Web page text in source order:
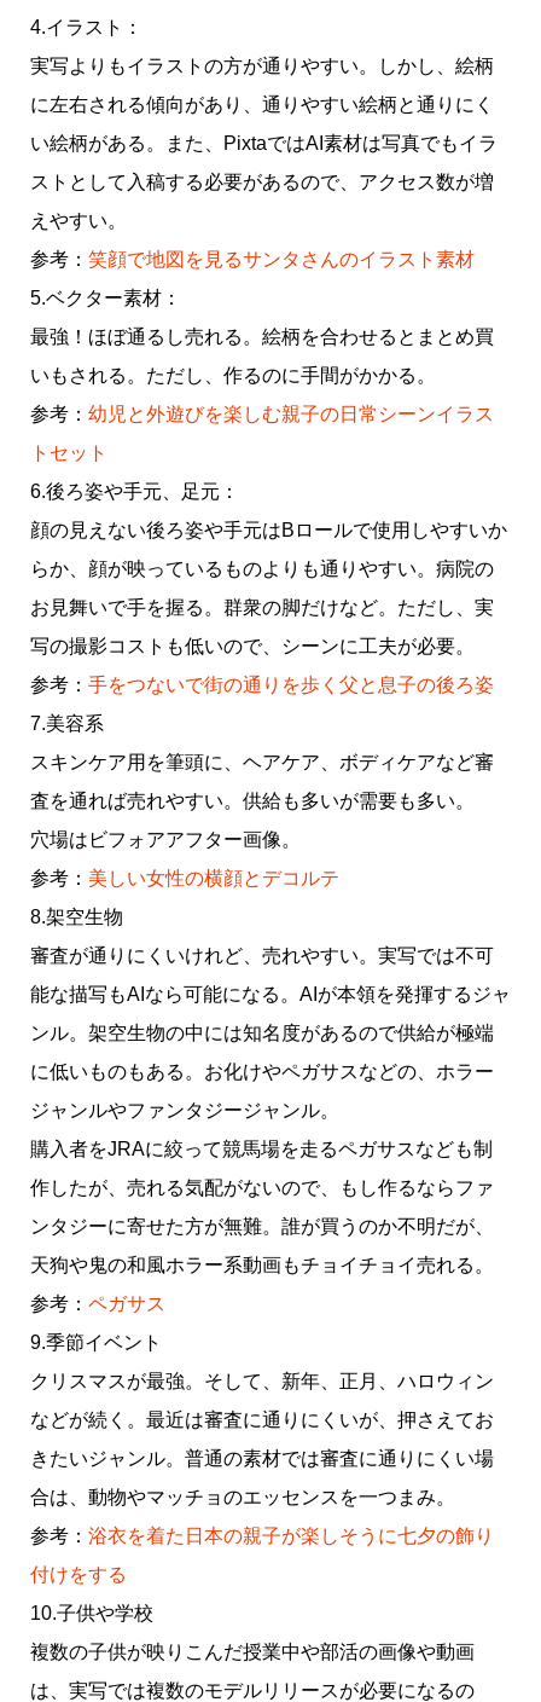
4.イラスト：
実写よりもイラストの方が通りやすい。しかし、絵柄
に左右される傾向があり、通りやすい絵柄と通りにく
い絵柄がある。また、PixtaではAI素材は写真でもイラ
ストとして入稿する必要があるので、アクセス数が増
えやすい。
参考： 笑顔で地図を見るサンタさんのイラスト素材
5.ベクター素材：
最強！ほぼ通るし売れる。絵柄を合わせるとまとめ買
いもされる。ただし、作るのに手間がかかる。
参考： 幼児と外遊びを楽しむ親子の日常シーンイラス
トセット
6.後ろ姿や手元、足元：
顔の見えない後ろ姿や手元はBロールで使用しやすいか
らか、顔が映っているものよりも通りやすい。病院の
お見舞いで手を握る。群衆の脚だけなど。ただし、実
写の撮影コストも低いので、シーンに工夫が必要。
参考： 手をつないで街の通りを歩く父と息子の後ろ姿
7.美容系
スキンケア用を筆頭に、ヘアケア、ボディケアなど審
査を通れば売れやすい。供給も多いが需要も多い。
穴場はビフォアアフター画像。
参考： 美しい女性の横顔とデコルテ
8.架空生物
審査が通りにくいけれど、売れやすい。実写では不可
能な描写もAIなら可能になる。AIが本領を発揮するジャ
ンル。架空生物の中には知名度があるので供給が極端
に低いものもある。お化けやペガサスなどの、ホラー
ジャンルやファンタジージャンル。
購入者をJRAに絞って競馬場を走るペガサスなども制
作したが、売れる気配がないので、もし作るならファ
ンタジーに寄せた方が無難。誰が買うのか不明だが、
天狗や鬼の和風ホラー系動画もチョイチョイ売れる。
参考： ペガサス
9.季節イベント
クリスマスが最強。そして、新年、正月、ハロウィン
などが続く。最近は審査に通りにくいが、押さえてお
きたいジャンル。普通の素材では審査に通りにくい場
合は、動物やマッチョのエッセンスを一つまみ。
参考： 浴衣を着た日本の親子が楽しそうに七夕の飾り
付けをする
10.子供や学校
複数の子供が映りこんだ授業中や部活の画像や動画
は、実写では複数のモデルリリースが必要になるの